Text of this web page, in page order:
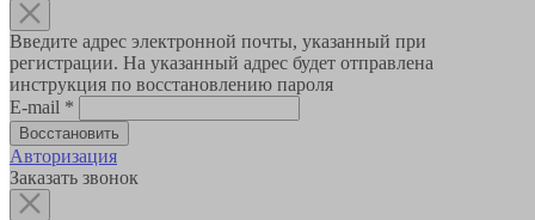
Введите адрес электронной почты, указанный при
регистрации. На указанный адрес будет отправлена
инструкция по восстановлению пароля
E-mail *
Авторизация
Заказать звонок